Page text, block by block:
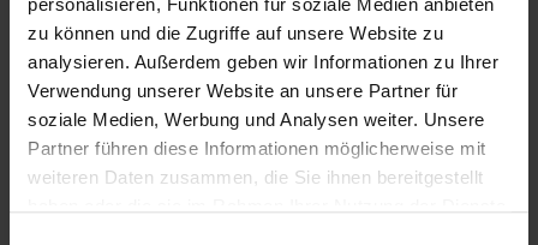
personalisieren, Funktionen für soziale Medien anbieten
zu können und die Zugriffe auf unsere Website zu
analysieren. Außerdem geben wir Informationen zu Ihrer
Verwendung unserer Website an unsere Partner für
soziale Medien, Werbung und Analysen weiter. Unsere
Partner führen diese Informationen möglicherweise mit
weiteren Daten zusammen, die Sie ihnen bereitgestellt